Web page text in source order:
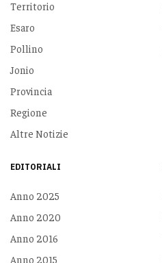
Territorio
Esaro
Pollino
Jonio
Provincia
Regione
Altre Notizie
EDITORIALI
Anno 2025
Anno 2020
Anno 2016
Anno 2015